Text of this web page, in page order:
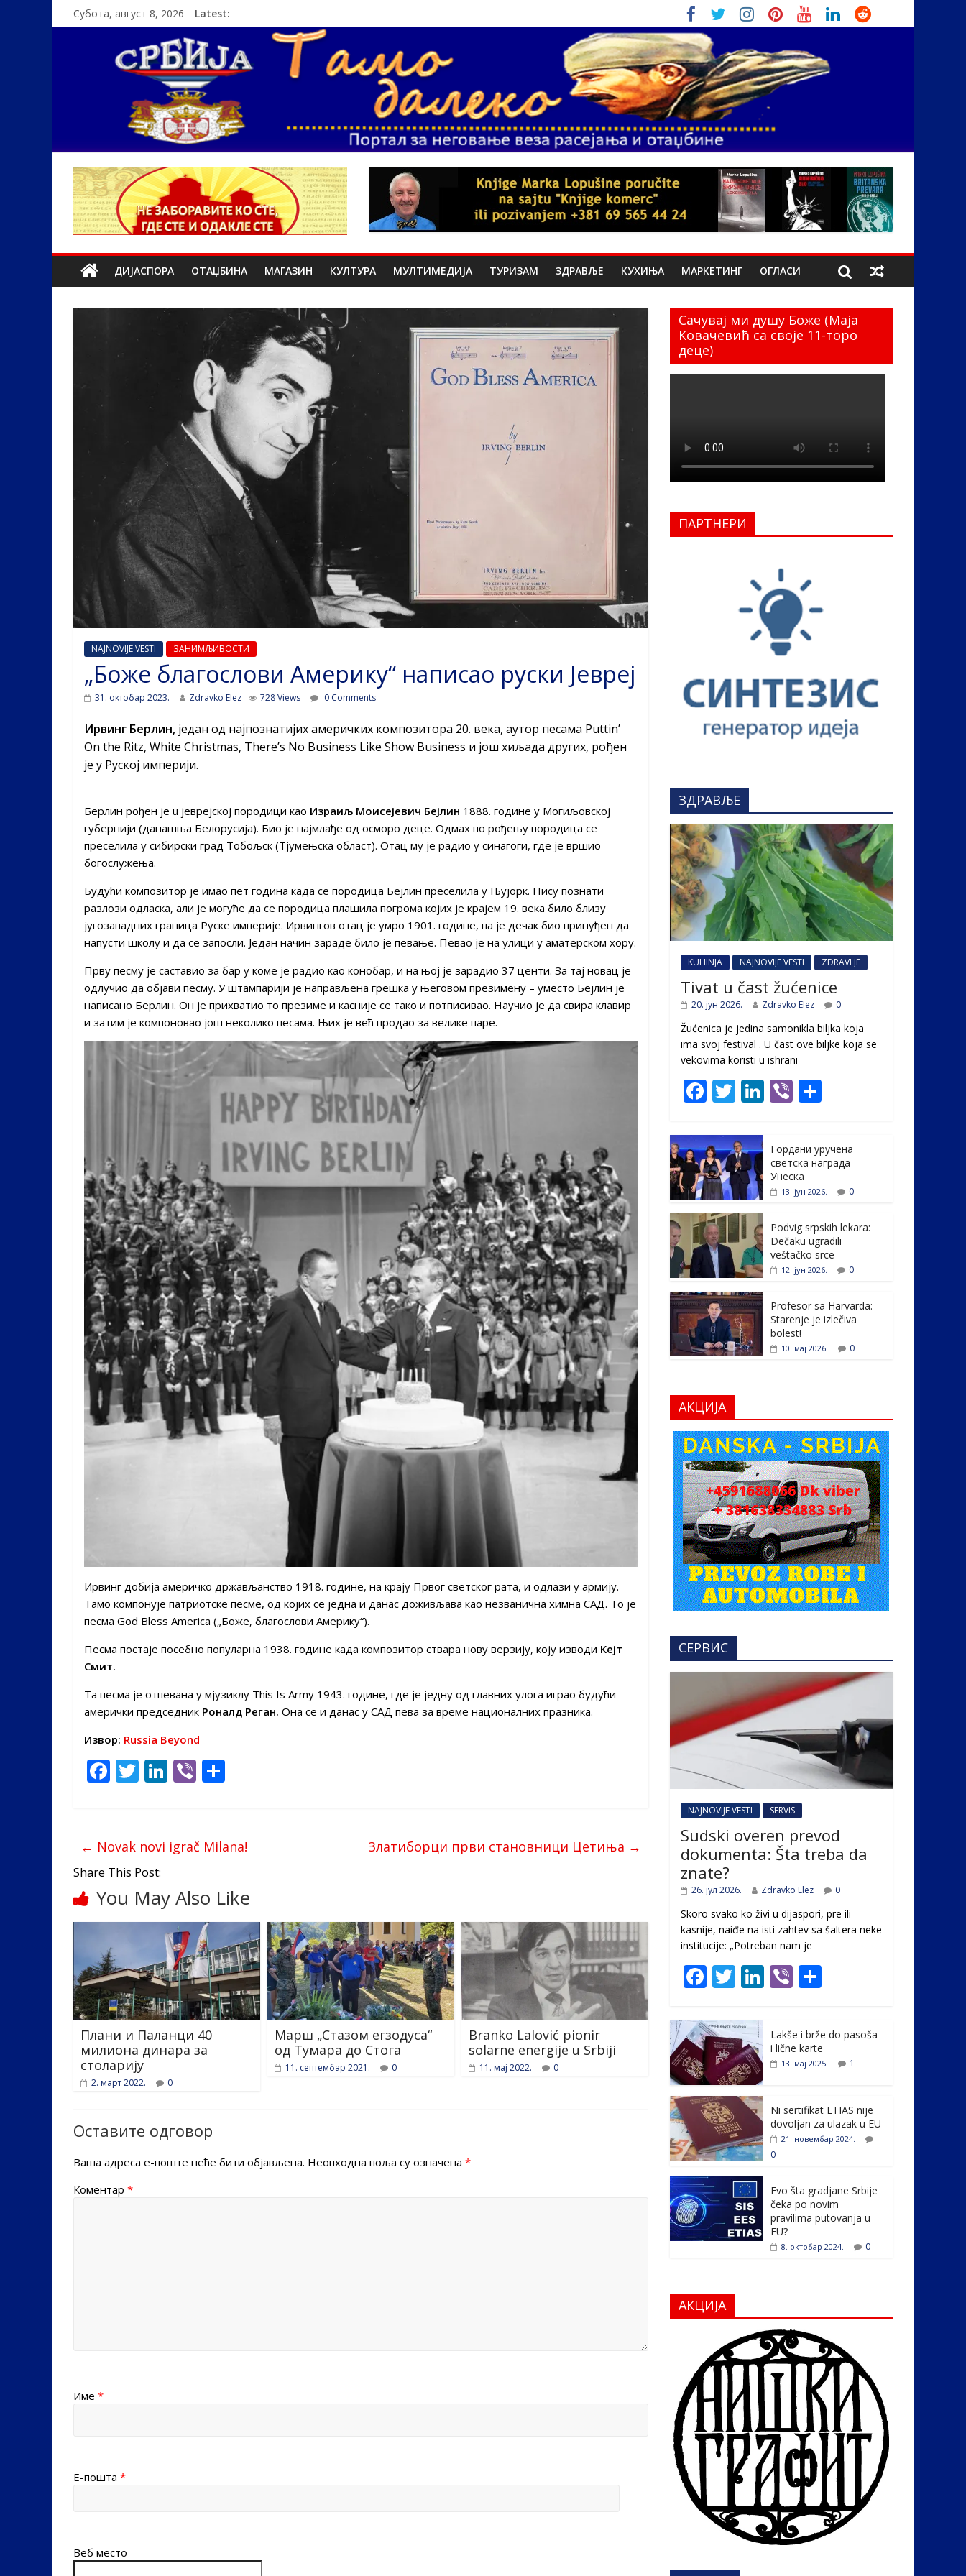
Субота, август 8, 2026 Latest:
ДИЈАСПОРА ОТАЏБИНА МАГАЗИН КУЛТУРА МУЛТИМЕДИЈА ТУРИЗАМ ЗДРАВЉЕ КУХИЊА МАРКЕТИНГ ОГЛАСИ
NAJNOVIJE VESTI ЗАНИМЉИВОСТИ
„Боже благослови Америку“ написао руски Јевреј
31. октобар 2023. Zdravko Elez 728 Views 0 Comments
Ирвинг Берлин, jедан од најпознатијих америчких композитора 20. века, аутор песама Puttin’
On the Ritz, White Christmas, There’s No Business Like Show Business и још хиљада других, рођен
је у Руској империји.
Берлин рођен је u јеврејској породици као Израиљ Моисејевич Бејлин 1888. године у Могиљовској
губернији (данашња Белорусија). Био је најмлађе од осморо деце. Одмах по рођењу породица се
преселила у сибирски град Тобољск (Тјумењска област). Отац му је радио у синагоги, где је вршио
богослужења.
Будући композитор је имао пет година када се породица Бејлин преселила у Њујорк. Нису познати
разлози одласка, али је могуће да се породица плашила погрома којих је крајем 19. века било близу
југозападних граница Руске империје. Ирвингов отац је умро 1901. године, па је дечак био принуђен да
напусти школу и да се запосли. Један начин зараде било је певање. Певао је на улици у аматерском хору.
Прву песму је саставио за бар у коме је радио као конобар, и на њој је зарадио 37 центи. За тај новац је
одлучио да објави песму. У штампарији је направљена грешка у његовом презимену – уместо Бејлин је
написано Берлин. Он је прихватио то презиме и касније се тако и потписивао. Научио је да свира клавир
и затим је компоновао још неколико песама. Њих је већ продао за велике паре.
Ирвинг добија америчко држављанство 1918. године, на крају Првог светског рата, и одлази у армију.
Тамо компонује патриотске песме, од којих се једна и данас доживљава као незванична химна САД. То је
песма God Bless America („Боже, благослови Америку“).
Песма постаје посебно популарна 1938. године када композитор ствара нову верзију, коју изводи Кејт
Смит.
Та песма је отпевана у мјузиклу This Is Army 1943. године, где је једну од главних улога играо будући
амерички председник Роналд Реган. Она се и данас у САД пева за време националних празника.
Извор: Russia Beyond
F
b
o
o
k
T
er
Li
e
dI
n
Vi
e
← Novak novi igrač Milana! Златиборци први становници Цетиња →
Share This Post:
You May Also Like
Плани и Паланци 40
милиона динара за
столарију
2. март 2022. 0
Марш „Стазом егзодуса“
од Тумара до Стога
11. септембар 2021. 0
Branko Lalović pionir
solarne energije u Srbiji
11. мај 2022. 0
Оставите одговор
Ваша адреса е-поште неће бити објављена. Неопходна поља су означена *
Коментар *
Име *
Е-пошта *
Веб место
Сачувај ми душу Боже (Маја
Ковачевић са своје 11-торо
деце)
ПАРТНЕРИ
ЗДРАВЉЕ
KUHINJA NAJNOVIJE VESTI ZDRAVLJE
Tivat u čast žućenice
20. јун 2026. Zdravko Elez 0
Žućenica je jedina samonikla biljka koja
ima svoj festival . U čast ovе biljke koja se
vekovima koristi u ishrani
F
e
b
o
o
k
T
itt
er
Li
e
dI
n
Vi
e
Гордани уручена
светска награда
Унеска
13. јун 2026. 0
Podvig srpskih lekara:
Dečaku ugradili
veštačko srce
12. јун 2026. 0
Profesor sa Harvarda:
Starenje je izlečiva
bolest!
10. мај 2026. 0
АКЦИЈА
СЕРВИС
NAJNOVIJE VESTI SERVIS
Sudski overen prevod
dokumenta: Šta treba da
znate?
26. јул 2026. Zdravko Elez 0
Skoro svako ko živi u dijaspori, pre ili
kasnije, naiđe na isti zahtev sa šaltera neke
institucije: „Potreban nam je
F
e
b
o
o
k
T
itt
er
Li
e
dI
Vi
er ar
e
Lakše i brže do pasoša
i lične karte
13. мај 2025. 1
Ni sertifikat ETIAS nije
dovoljan za ulazak u EU
21. новембар 2024.
0
Evo šta gradjane Srbije
čeka po novim
pravilima putovanja u
EU?
8. октобар 2024. 0
АКЦИЈА